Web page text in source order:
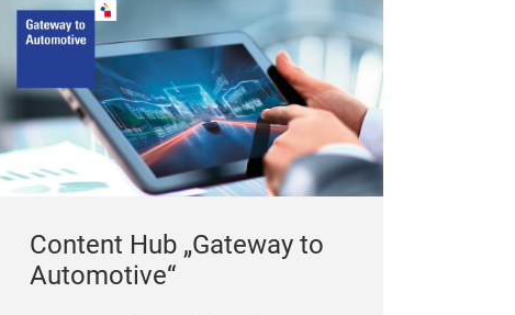
Content Hub „Gateway to
Automotive“